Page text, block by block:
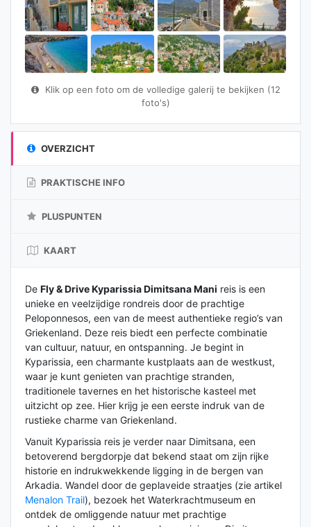
Klik op een foto om de volledige galerij te bekijken (12
foto's)
OVERZICHT
PRAKTISCHE INFO
PLUSPUNTEN
KAART
De Fly & Drive Kyparissia Dimitsana Mani reis is een
unieke en veelzijdige rondreis door de prachtige
Peloponnesos, een van de meest authentieke regio’s van
Griekenland. Deze reis biedt een perfecte combinatie
van cultuur, natuur, en ontspanning. Je begint in
Kyparissia, een charmante kustplaats aan de westkust,
waar je kunt genieten van prachtige stranden,
traditionele tavernes en het historische kasteel met
uitzicht op zee. Hier krijg je een eerste indruk van de
rustieke charme van Griekenland.
Vanuit Kyparissia reis je verder naar Dimitsana, een
betoverend bergdorpje dat bekend staat om zijn rijke
historie en indrukwekkende ligging in de bergen van
Arkadia. Wandel door de geplaveide straatjes (zie artikel
Menalon Trail), bezoek het Waterkrachtmuseum en
ontdek de omliggende natuur met prachtige